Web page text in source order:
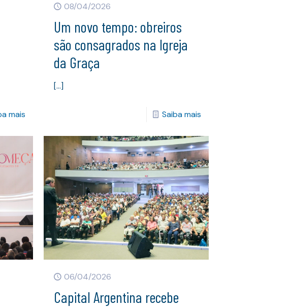
mais
08/04/2026
Um novo tempo: obreiros
são consagrados na Igreja
da Graça
[…]
Saiba mais
06/04/2026
Capital Argentina recebe